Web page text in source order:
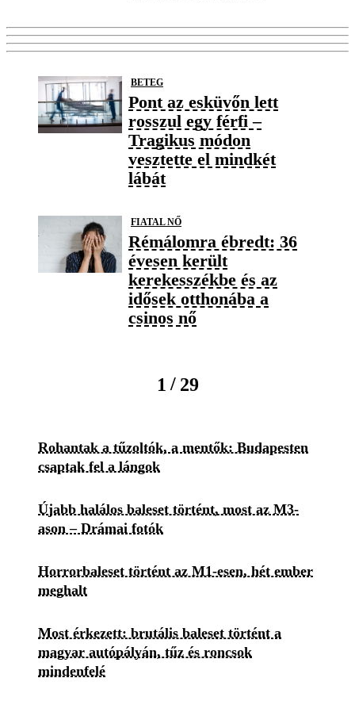
BETEG
Pont az esküvőn lett
rosszul egy férfi –
Tragikus módon
vesztette el mindkét
lábát
FIATAL NŐ
Rémálomra ébredt: 36
évesen került
kerekesszékbe és az
idősek otthonába a
csinos nő
1 / 29
Rohantak a tűzoltók, a mentők: Budapesten
csaptak fel a lángok
Újabb halálos baleset történt, most az M3-
ason – Drámai fotók
Horrorbaleset történt az M1-esen, hét ember
meghalt
Most érkezett: brutális baleset történt a
magyar autópályán, tűz és roncsok
mindenfelé